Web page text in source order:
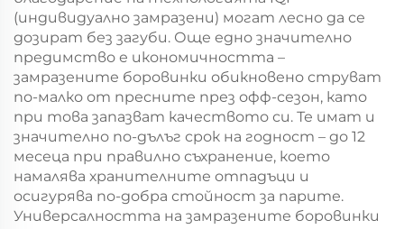
(индивидуално замразени) могат лесно да се
дозират без загуби. Още едно значително
предимство е икономичността –
замразените боровинки обикновено струват
по-малко от пресните през офф-сезон, като
при това запазват качеството си. Те имат и
значително по-дълъг срок на годност – до 12
месеца при правилно съхранение, което
намалява хранителните отпадъци и
осигурява по-добра стойност за парите.
Универсалността на замразените боровинки